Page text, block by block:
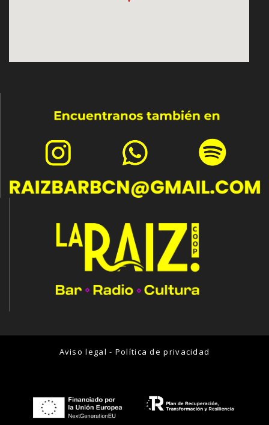
Aviso legal - Política de privacidad